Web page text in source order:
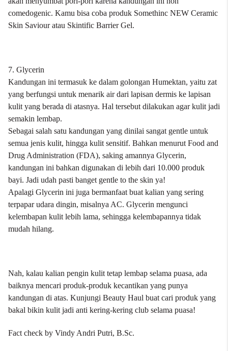
comedogenic. Kamu bisa coba produk Somethinc NEW Ceramic
Skin Saviouratau Skintific Barrier Gel.
7. Glycerin
Kandungan ini termasuk ke dalam golongan Humektan, yaitu zat
yang berfungsi untuk menarik air dari lapisan dermis ke lapisan
kulit yang berada di atasnya. Hal tersebut dilakukan agar kulit jadi
semakin lembap.
Sebagai salah satu kandungan yang dinilai sangat gentle untuk
semua jenis kulit, hingga kulit sensitif. Bahkan menurut Food and
Drug Administration (FDA), saking amannya Glycerin,
kandungan ini bahkan digunakan di lebih dari 10.000 produk
bayi. Jadi udah pasti banget gentle to the skin ya!
Apalagi Glycerin ini juga bermanfaat buat kalian yang sering
terpapar udara dingin, misalnya AC. Glycerin mengunci
kelembapan kulit lebih lama, sehingga kelembapannya tidak
mudah hilang.
Nah, kalau kalian pengin kulit tetap lembap selama puasa, ada
baiknya mencari produk-produk kecantikan yang punya
kandungan di atas. Kunjungi Beauty Haul buat cari produk yang
bakal bikin kulit jadi anti kering-kering club selama puasa!
Fact check by Vindy Andri Putri, B.Sc.